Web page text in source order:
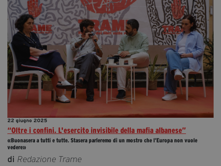
22 giugno 2025
“Oltre i confini. L'esercito invisibile della mafia albanese”
«Buonasera a tutti e tutte. Stasera parleremo di un mostro che l’Europa non vuole
vedere»
di Redazione Trame